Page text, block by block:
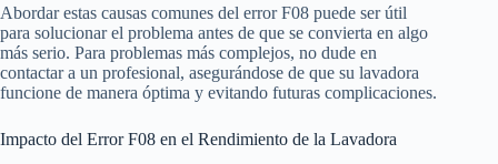
Abordar estas causas comunes del error F08 puede ser útil
para solucionar el problema antes de que se convierta en algo
más serio. Para problemas más complejos, no dude en
contactar a un profesional, asegurándose de que su lavadora
funcione de manera óptima y evitando futuras complicaciones.
Impacto del Error F08 en el Rendimiento de la Lavadora